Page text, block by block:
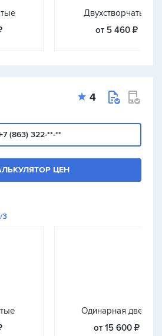
Двухстворчатые
от 5 460 ₽
4
(863) 322-**-**
ЦЕН
3
Одинарная дверь
от 15 600 ₽